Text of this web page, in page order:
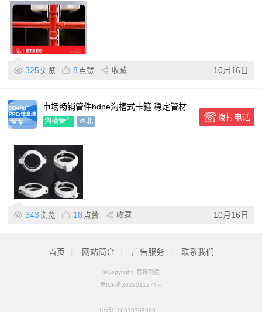
325 浏览 8 点赞 收藏 10月16日
市场畅销管件hdpe沟槽式卡箍 稳定管材
之间空隙源头直发
沟槽管件 河北 拨打电话
343 浏览 18 点赞 收藏 10月16日
首页 网站简介 广告服务 联系我们
©Copyright 有铸制造
京ICP备2022011274号
电话： 16619768989